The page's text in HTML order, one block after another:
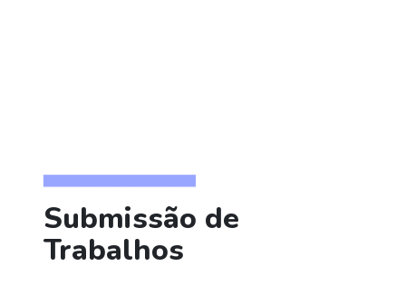
▅▅▅▅▅▅▅▅▅▅▅▅
Submissão de
Trabalhos